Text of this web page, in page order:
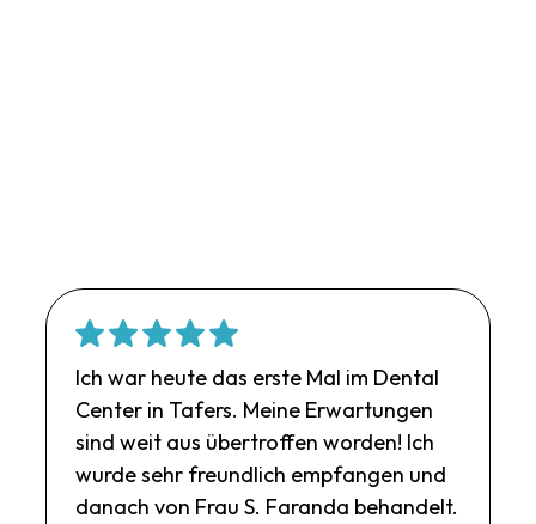
Ich war heute das erste Mal im Dental
Center in Tafers. Meine Erwartungen
sind weit aus übertroffen worden! Ich
wurde sehr freundlich empfangen und
danach von Frau S. Faranda behandelt.